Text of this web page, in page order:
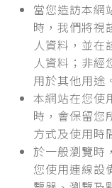
當您造訪本網
時，我們將視
人資料，並在
人資料；非經
用於其他用途
本網站在您使
時，會保留您
方式及使用時
於一般瀏覽時
您使用連線設